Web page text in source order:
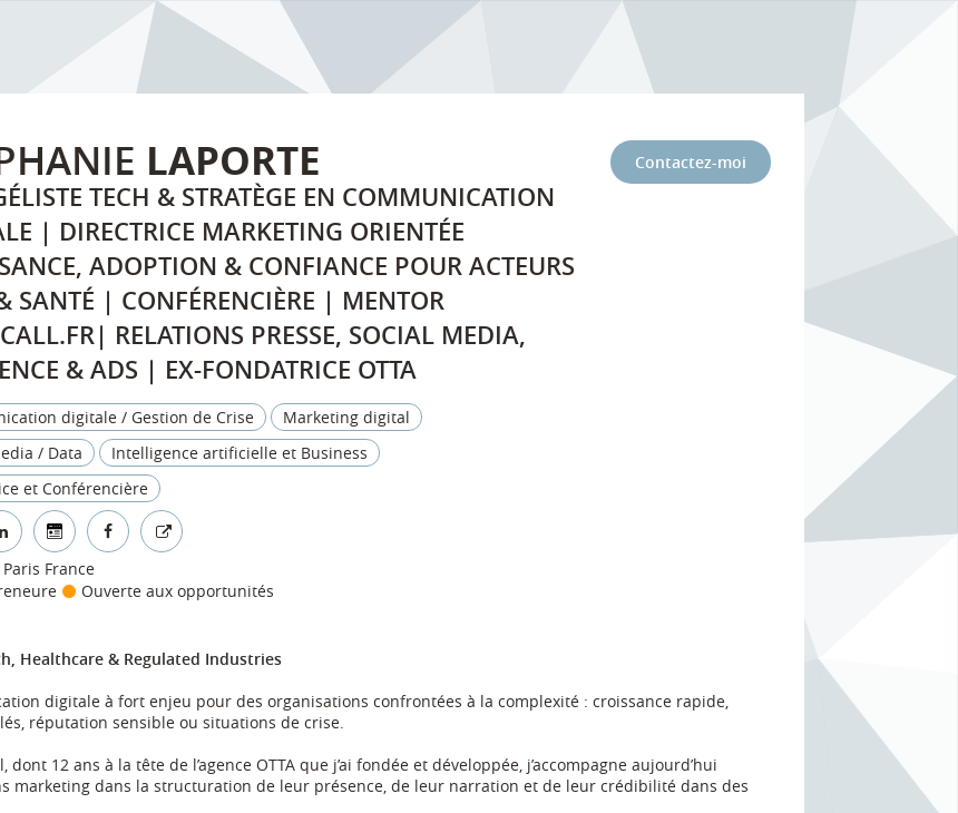
LAPORTE
TECH & STRATÈGE EN COMMUNICATION
| DIRECTRICE MARKETING ORIENTÉE
ADOPTION & CONFIANCE POUR ACTEURS
SANTÉ | CONFÉRENCIÈRE | MENTOR
RELATIONS PRESSE, SOCIAL MEDIA,
& ADS | EX-FONDATRICE OTTA
digitale / Gestion de Crise
Marketing digital
/ Data
Intelligence artificielle et Business
et Conférencière
Paris France
Ouverte aux opportunités
Contactez-moi
Healthcare & Regulated Industries
digitale à fort enjeu pour des organisations confrontées à la complexité : croissance rapide,
réputation sensible ou situations de crise.
12 ans à la tête de l’agence OTTA que j’ai fondée et développée, j’accompagne aujourd’hui
marketing dans la structuration de leur présence, de leur narration et de leur crédibilité dans des